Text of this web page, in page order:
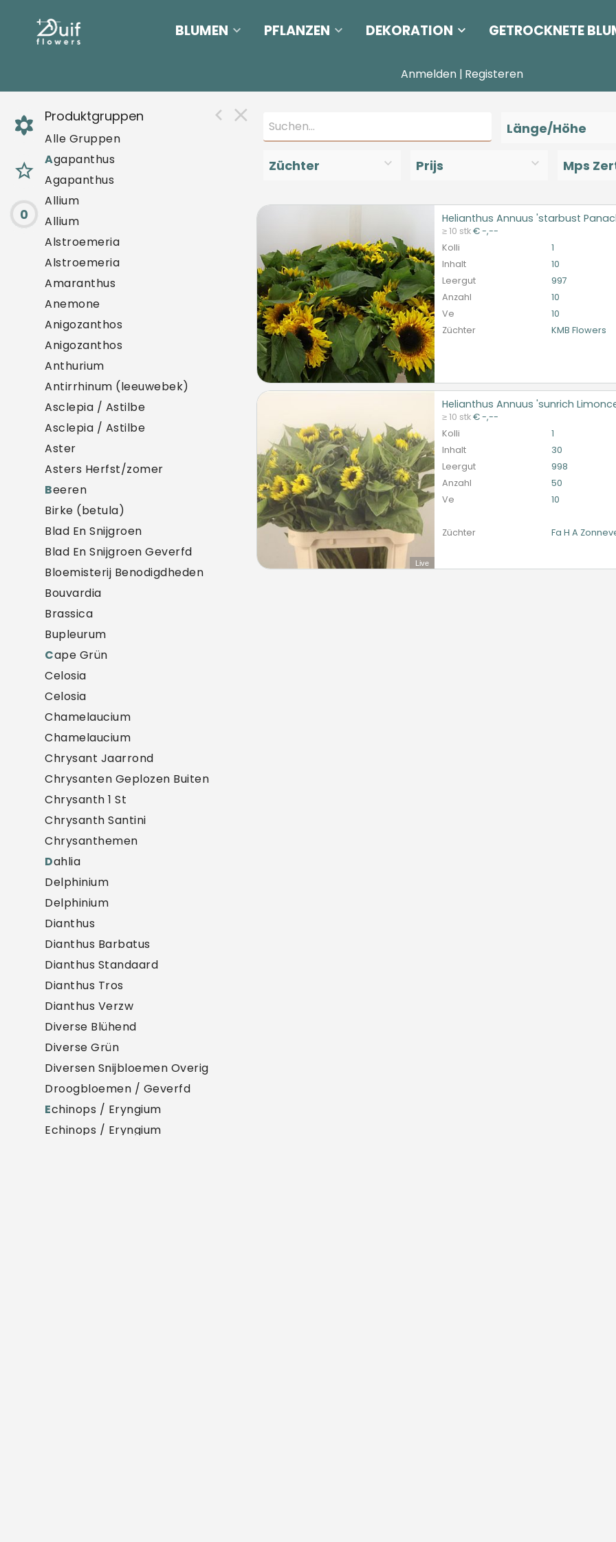
BLUMEN PFLANZEN DEKORATION GETROCKNETE
Anmelden | Registeren
0
Produktgruppen
Alle Gruppen
Agapanthus
Agapanthus
Allium
Allium
Alstroemeria
Alstroemeria
Amaranthus
Anemone
Anigozanthos
Anigozanthos
Anthurium
Antirrhinum (leeuwebek)
Asclepia / Astilbe
Asclepia / Astilbe
Aster
Asters Herfst/zomer
Beeren
Birke (betula)
Blad En Snijgroen
Blad En Snijgroen Geverfd
Bloemisterij Benodigdheden
Bouvardia
Brassica
Bupleurum
Cape Grün
Celosia
Celosia
Chamelaucium
Chamelaucium
Chrysant Jaarrond
Chrysanten Geplozen Buiten
Chrysanth 1 St
Chrysanth Santini
Chrysanthemen
Dahlia
Delphinium
Delphinium
Dianthus
Dianthus Barbatus
Dianthus Standaard
Dianthus Tros
Dianthus Verzw
Diverse Blühend
Diverse Grün
Diversen Snijbloemen Overig
Droogbloemen / Geverfd
Echinops / Eryngium
Echinops / Eryngium
Länge/Höhe
Züchter Prijs Mps
Helianthus Annuus 'starbust
≥ 10 stk€ -,--
Kolli
1
Inhalt
10
Leergut
997
Anzahl
10
Ve
10
Züchter
KMB Flowers
Helianthus Annuus 'starbust Panache'
U moet ingelogd zijn om te kunnen kopen.
Live
Helianthus Annuus 'sunrich
≥ 10 stk€ -,--
Kolli
1
Inhalt
30
Leergut
998
Anzahl
50
Ve
10
Züchter Fa H A
Helianthus Annuus 'sunrich Limoncello'
U moet ingelogd zijn om te kunnen kopen.